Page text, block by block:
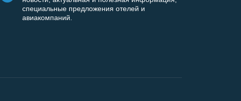
специальные предложения отелей и
авиакомпаний.